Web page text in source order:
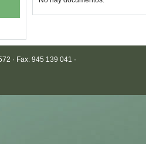
· Fax: 945 139 041 ·